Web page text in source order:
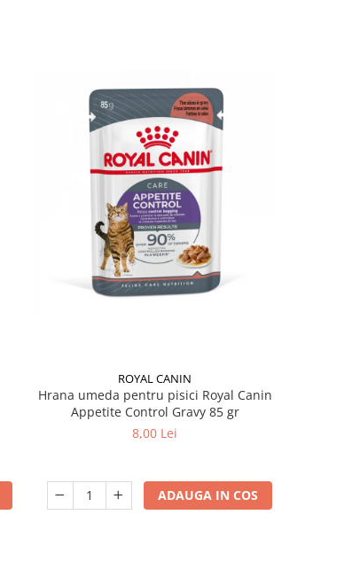
ROYAL CANIN
Hrana umeda pentru pisici Royal Canin
Appetite Control Gravy 85 gr
8,00 Lei
ADAUGA IN COS